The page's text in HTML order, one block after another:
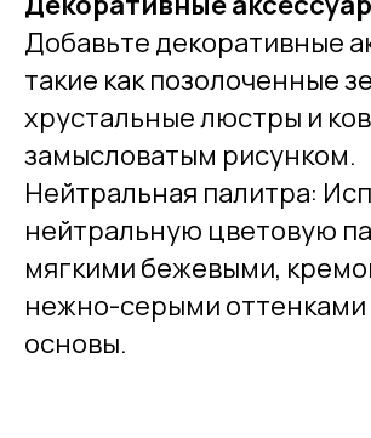
Добавьте декоративные
такие как позолоченные
хрустальные люстры и
замысловатым рисунком.
Нейтральная палитра:
нейтральную цветовую
мягкими бежевыми,
нежно-серыми оттенками
основы.